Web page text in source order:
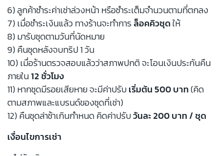
6) ลูกค้าชำระค่าเช่าล่วงหน้า หรือชำระเต็มจำนวนตามที่ตกลง
7) เมื่อชำระเงินแล้ว ทางร้านจะทำการล็อคคิวชุดให้
8) มารับชุดตามวันที่นัดหมาย
9) คืนชุดหลังจบทริป 1 วัน
10) เมื่อร้านตรวจสอบแล้วว่าสภาพปกติ จะโอนเงินประกันคืน
ภายใน12 ชั่วโมง
11) หากชุดมีรอยเสียหาย จะมีค่าปรับเริ่มต้น 500 บาท(คิด
ตามสภาพและแบรนด์ของชุดที่เช่า)
12) คืนชุดล่าช้าเกินกำหนด คิดค่าปรับวันละ 200 บาท / ชุด
เงื่อนไขการเช่า